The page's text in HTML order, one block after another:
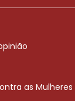
as Mulheres